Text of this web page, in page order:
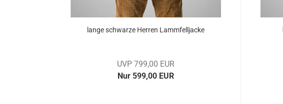
lange schwar­ze Her­ren Lamm­fell­ja­cke
UVP 799,00 EUR
Nur 599,00 EUR